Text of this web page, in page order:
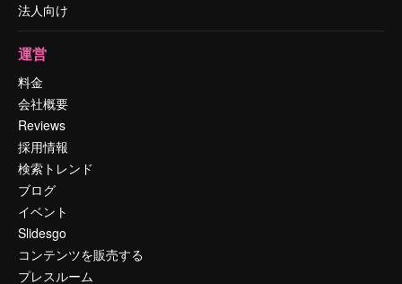
法人向け
運営
料金
会社概要
Reviews
採用情報
検索トレンド
ブログ
イベント
Slidesgo
コンテンツを販売する
プレスルーム